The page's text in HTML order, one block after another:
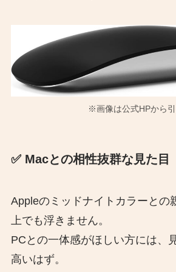
※画像は公式HPから
✅ Macとの相性抜群な見た目
Appleのミッドナイトカラーとの
上でも浮きません。
PCとの一体感がほしい方には、
高いはず。